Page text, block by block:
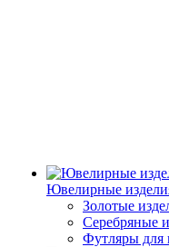
Ювелирные
Золотые
Серебряные
Футляры для